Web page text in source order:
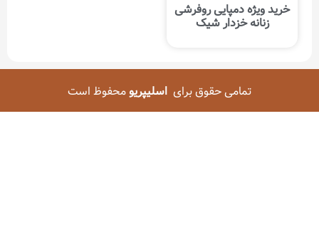
خرید ویژه دمپایی روفرشی
زنانه خزدار شیک
تمامی حقوق برایاسلیپریومحفوظ است